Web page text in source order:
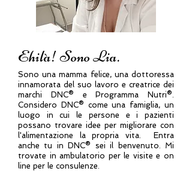
Ehilà! Sono Lia.
Sono una mamma felice, una dottoressa
innamorata del suo lavoro e creatrice dei
marchi DNC® e Programma Nutri®.
Considero DNC® come una famiglia, un
luogo in cui le persone e i pazienti
possano trovare idee per migliorare con
l'alimentazione la propria vita. Entra
anche tu in DNC® sei il benvenuto. Mi
trovate in ambulatorio per le visite e on
line per le consulenze.